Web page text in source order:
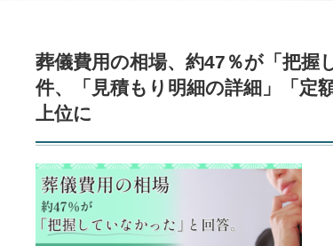
葬儀費用の相場、約47％が「把
件、「見積もり明細の詳細」「定
上位に